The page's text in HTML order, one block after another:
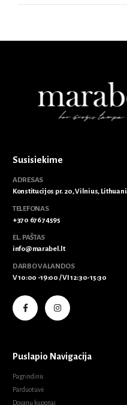
Susisiekime
ADRESAS
Konstitucijos pr. 20, Vilnius,
TELEFONAS
+370 676 74595
EL. PAŠTAS
info@marabel.lt
DARBO VALANDOS
V 10:00 -19:00 / VI 12:30-15:30
Puslapio Navigacija
Pagrindinis
Parduotuvė
Dovanų kuponai